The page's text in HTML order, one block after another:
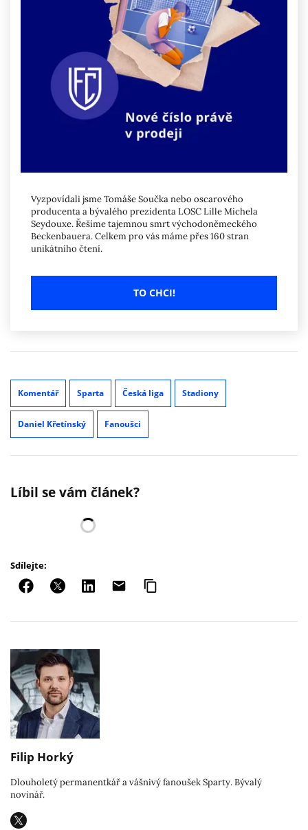
Vyzpovídali jsme Tomáše Součka nebo oscarového
producenta a bývalého prezidenta LOSC Lille Michela
Seydouxe. Řešíme tajemnou smrt východoněmeckého
Beckenbauera. Celkem pro vás máme přes 160 stran
unikátního čtení.
TO CHCI!
Komentář Sparta Česká liga Stadiony
Daniel Křetínský Fanoušci
Líbil se vám článek?
Sdílejte:
Filip Horký
Dlouholetý permanentkář a vášnivý fanoušek Sparty. Bývalý
novinář.